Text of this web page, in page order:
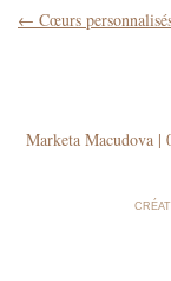
les
← Cœurs
Marketa Macudova |